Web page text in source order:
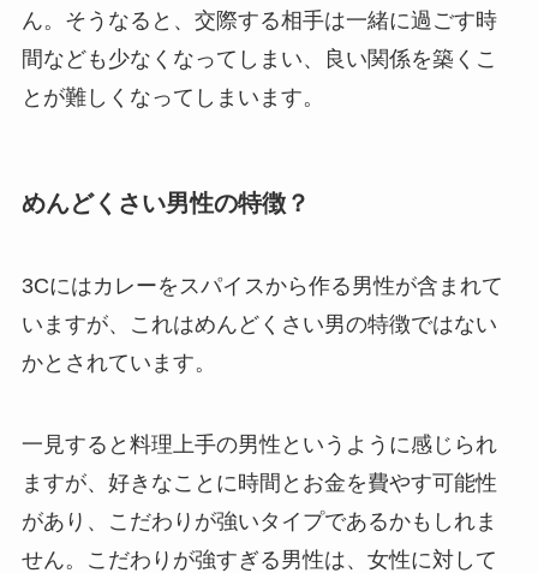
ん。そうなると、交際する相手は一緒に過ごす時
間なども少なくなってしまい、良い関係を築くこ
とが難しくなってしまいます。
めんどくさい男性の特徴？
3Cにはカレーをスパイスから作る男性が含まれて
いますが、これはめんどくさい男の特徴ではない
かとされています。
一見すると料理上手の男性というように感じられ
ますが、好きなことに時間とお金を費やす可能性
があり、こだわりが強いタイプであるかもしれま
せん。こだわりが強すぎる男性は、女性に対して